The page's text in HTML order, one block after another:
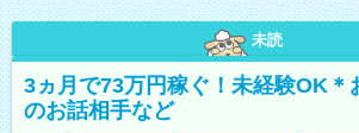
未読
3ヵ月で73万円稼ぐ！未経験OK＊
のお話相手など